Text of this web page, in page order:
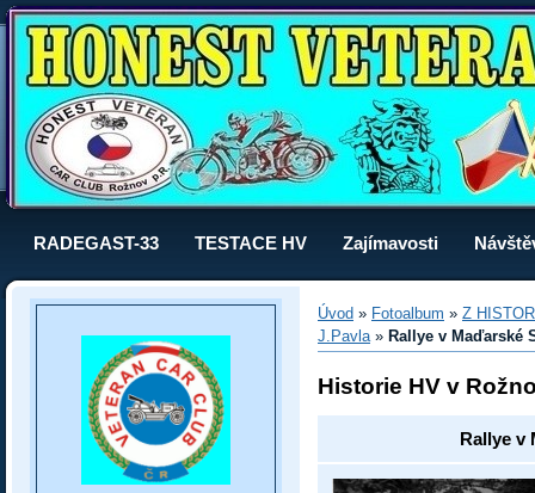
RADEGAST-33 TESTACE HV Zajímavosti
Úvod » Fotoalbum » Z
J.Pavla» Rallye v Maďarské
Historie HV v
Rallye v